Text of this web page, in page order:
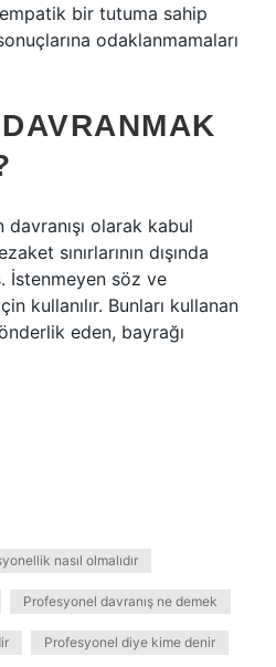
bir tutuma sahip
odaklanmamaları
davranışı olarak kabul
sınırlarının dışında
İstenmeyen söz ve
kullanılır. Bunları kullanan
eden, bayrağı
nasıl olmalıdır
Profesyonel davranış ne demek
Profesyonel diye kime denir